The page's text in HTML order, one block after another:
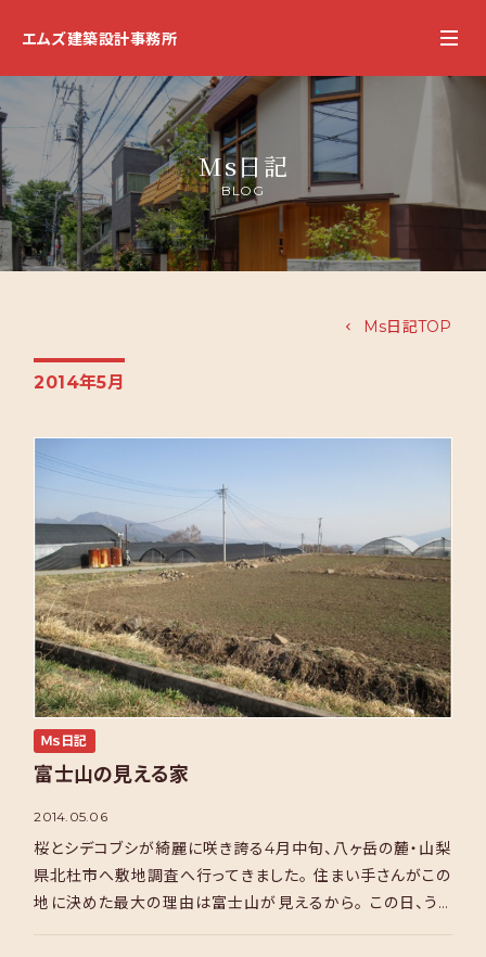
エムズ建築設計事務所
Ms日記
BLOG
Ms日記TOP
2014年5月
Ｍｓ日記
富士山の見える家
2014.05.06
桜とシデコブシが綺麗に咲き誇る4月中旬、八ヶ岳の麓・山梨
県北杜市へ敷地調査へ行ってきました。 住まい手さんがこの
地に決めた最大の理由は富士山が見えるから。 この日、うっ
すらではありますが敷地南東に富士山が顔を出してくれま